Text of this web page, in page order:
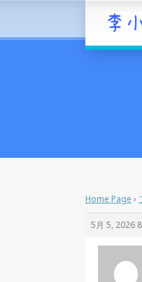
Home Page ›
5月 5, 2026